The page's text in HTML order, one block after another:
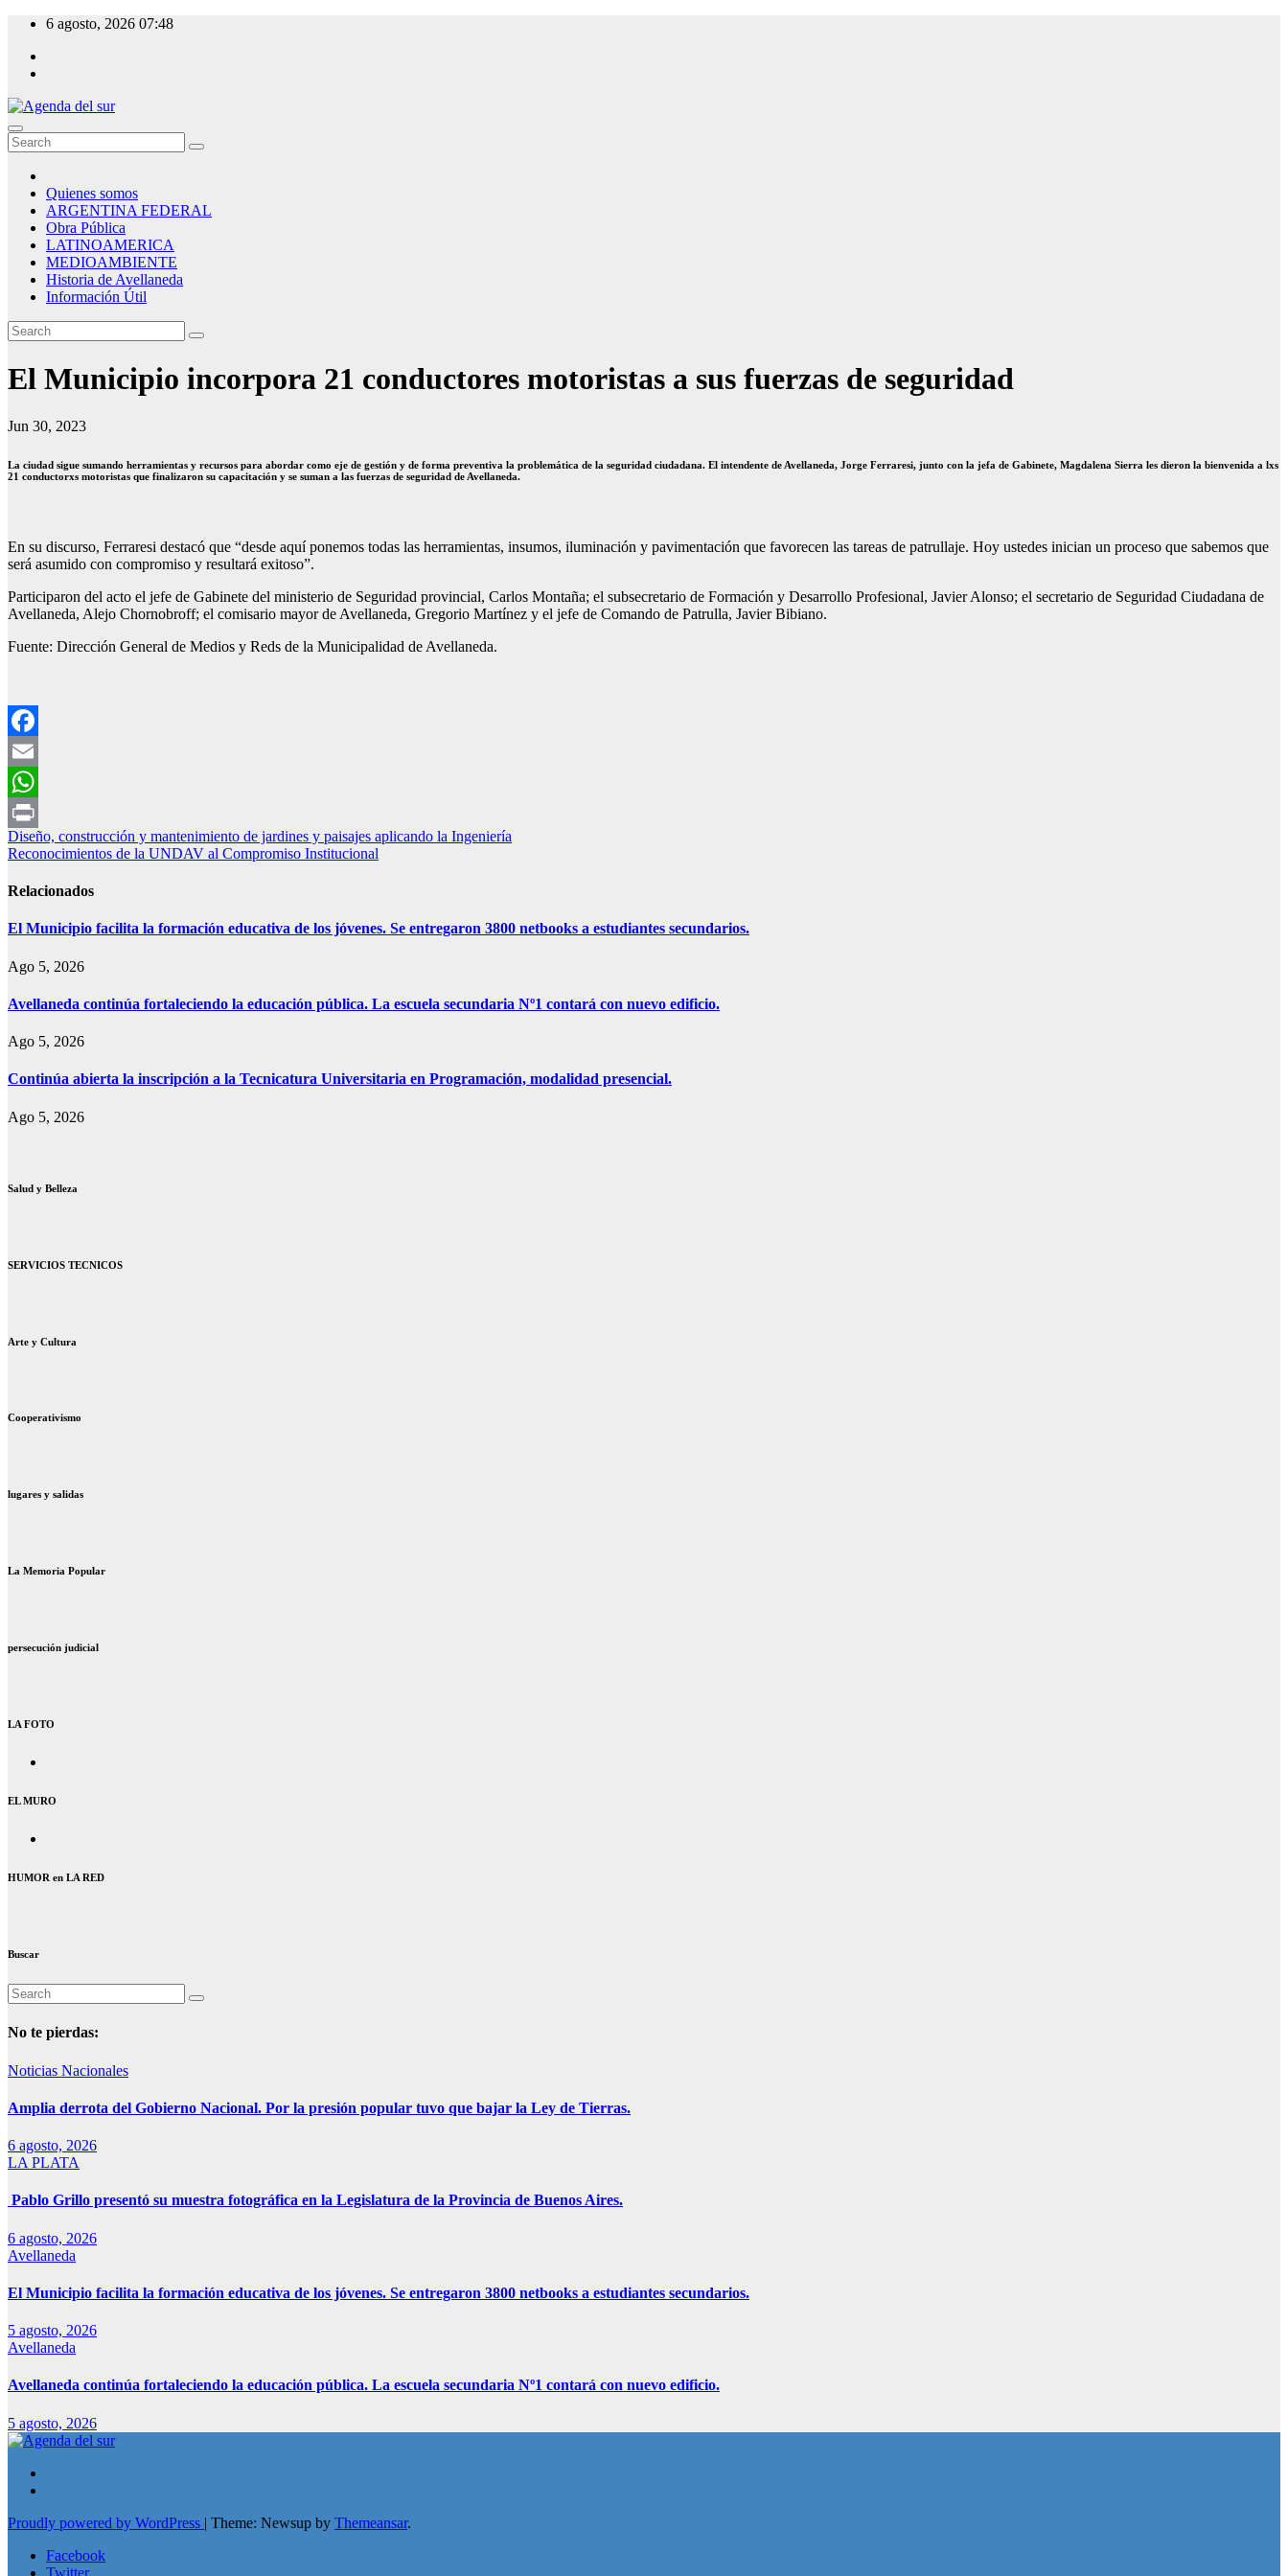
Skip
content
6 agosto, 2026 07:48
Agenda del sur
Quienes somos
ARGENTINA FEDERAL
Obra Pública
LATINOAMERICA
MEDIOAMBIENTE
Historia de Avellaneda
Información Útil
El Municipio incorpora 21 conductores motoristas a sus fuerzas de seguridad
Jun 30, 2023
La ciudad sigue sumando herramientas y recursos para abordar como eje de gestión y de forma preventiva la problemática de la seguridad ciudadana. El intendente de Avellaneda, Jorge Ferraresi, junto con la jefa de Gabinete, Magdalena Sierra les dieron la bienvenida a lxs
21 conductorxs motoristas que finalizaron su capacitación y se suman a las fuerzas de seguridad de Avellaneda.
En su discurso, Ferraresi destacó que “desde aquí ponemos todas las herramientas, insumos, iluminación y pavimentación que favorecen las tareas de patrullaje. Hoy ustedes inician un proceso que sabemos que
será asumido con compromiso y resultará exitoso”.
Participaron del acto el jefe de Gabinete del ministerio de Seguridad provincial, Carlos Montaña; el subsecretario de Formación y Desarrollo Profesional, Javier Alonso; el secretario de Seguridad Ciudadana de
Avellaneda, Alejo Chornobroff; el comisario mayor de Avellaneda, Gregorio Martínez y el jefe de Comando de Patrulla, Javier Bibiano.
Fuente: Dirección General de Medios y Reds de la Municipalidad de Avellaneda.
Facebook
Email
WhatsApp
Print
Navegación
de
entradas
Diseño, construcción y mantenimiento de jardines y paisajes aplicando la Ingeniería
Reconocimientos de la UNDAV al Compromiso Institucional
Relacionados
El Municipio facilita la formación educativa de los jóvenes. Se entregaron 3800 netbooks a estudiantes secundarios.
Ago 5, 2026
Avellaneda continúa fortaleciendo la educación pública. La escuela secundaria Nº1 contará con nuevo edificio.
Ago 5, 2026
Continúa abierta la inscripción a la Tecnicatura Universitaria en Programación, modalidad presencial.
Ago 5, 2026
Salud y Belleza
SERVICIOS TECNICOS
Arte y Cultura
Cooperativismo
lugares y salidas
La Memoria Popular
persecución judicial
LA FOTO
EL MURO
HUMOR en LA RED
Buscar
No te pierdas:
Noticias Nacionales
Amplia derrota del Gobierno Nacional. Por la presión popular tuvo que bajar la Ley de Tierras.
6 agosto, 2026
LA PLATA
Pablo Grillo presentó su muestra fotográfica en la Legislatura de la Provincia de Buenos Aires.
6 agosto, 2026
Avellaneda
El Municipio facilita la formación educativa de los jóvenes. Se entregaron 3800 netbooks a estudiantes secundarios.
5 agosto, 2026
Avellaneda
Avellaneda continúa fortaleciendo la educación pública. La escuela secundaria Nº1 contará con nuevo edificio.
5 agosto, 2026
Proudly powered by WordPress | Theme: Newsup by Themeansar.
Facebook
Twitter